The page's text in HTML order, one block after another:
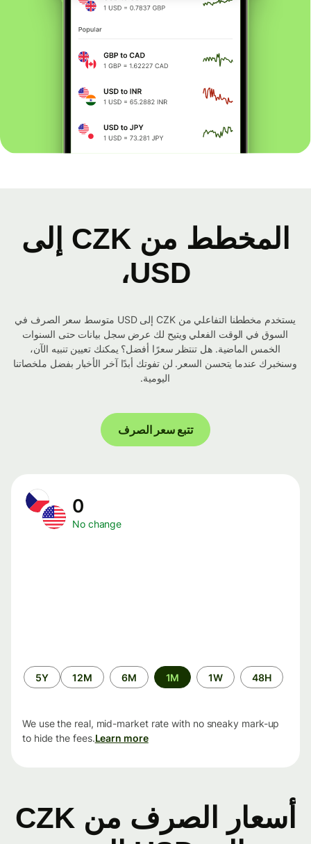
المخطط من CZK إلى
USD،
يستخدم مخططنا التفاعلي من CZK إلى USD متوسط ​​سعر الصرف في
السوق في الوقت الفعلي ويتيح لك عرض سجل بيانات حتى السنوات
الخمس الماضية. هل تنتظر سعرًا أفضل؟ يمكنك تعيين تنبيه الآن،
وسنخبرك عندما يتحسن السعر. لن تفوتك أبدًا آخر الأخبار بفضل ملخصاتنا
اليومية.
تتبع سعر الصرف
No change
الفترة
الزمنية
48H
1W
1M
6M
12M
5Y
We use the real, mid-market rate with no sneaky mark-up
to hide the fees.Learn more
أسعار الصرف من CZK